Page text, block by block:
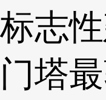
标志
门塔